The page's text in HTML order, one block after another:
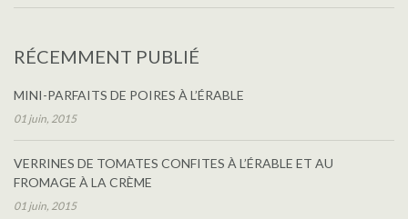
RÉCEMMENT PUBLIÉ
MINI-PARFAITS DE POIRES À L’ÉRABLE
01 juin, 2015
VERRINES DE TOMATES CONFITES À L’ÉRABLE ET AU
FROMAGE À LA CRÈME
01 juin, 2015